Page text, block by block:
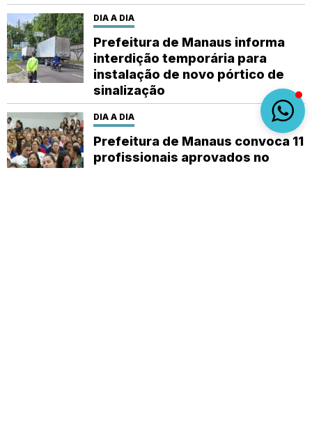
DIA A DIA
Prefeitura de Manaus informa
interdição temporária para
instalação de novo pórtico de
sinalização
DIA A DIA
Prefeitura de Manaus convoca 11
profissionais aprovados no